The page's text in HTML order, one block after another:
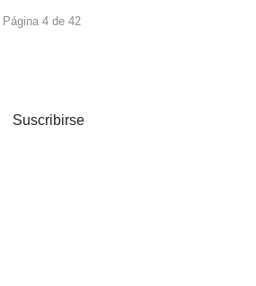
Página 4 de 42
Suscribirse